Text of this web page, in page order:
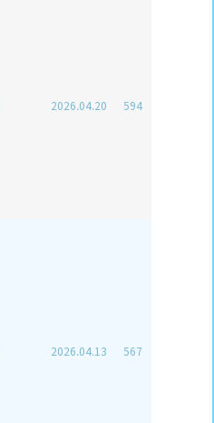
2026.04.20 594
2026.04.13 567